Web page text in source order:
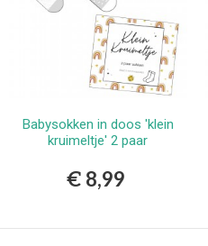
verwijdert meest...
HG Vlekkenspray / voor vlek
verwijdering en...
Bestellen
Babysokken in doos 'klein
kruimeltje' 2 paar
€ 8,99